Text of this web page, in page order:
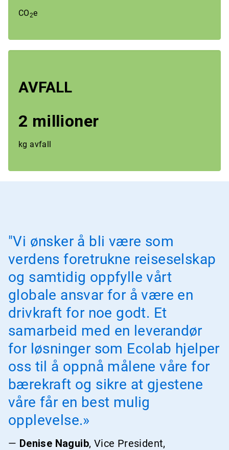
CO2e
AVFALL
2 millioner
kg avfall
"Vi ønsker å bli være som
verdens foretrukne reiseselskap
og samtidig oppfylle vårt
globale ansvar for å være en
drivkraft for noe godt. Et
samarbeid med en leverandør
for løsninger som Ecolab hjelper
oss til å oppnå målene våre for
bærekraft og sikre at gjestene
våre får en best mulig
opplevelse.»
— Denise Naguib, Vice President,